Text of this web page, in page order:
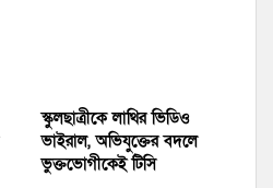
স্কুলছাত্রীকে লাথির ভিডিও
ভাইরাল, অভিযুক্তের বদলে
ভুক্তভোগীকেই টিসি